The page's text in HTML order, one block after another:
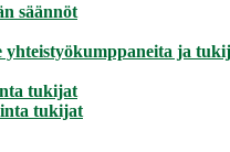
säännöt
yhteistyökumppaneita ja
tukijat
tukijat